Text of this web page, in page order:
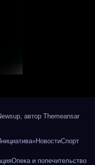
автор Themeansar
НовостиСпорт
Опека и попечительство